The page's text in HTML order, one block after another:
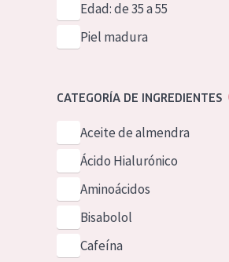
Edad: de 35 a 55
Piel madura
CATEGORÍA DE INGREDIENTES
Aceite de almendra
Ácido Hialurónico
Aminoácidos
Bisabolol
Cafeína